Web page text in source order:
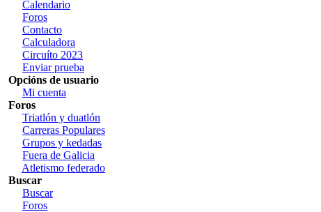
Calendario
Foros
Contacto
Calculadora
Circuíto 2023
Enviar prueba
Opcións de usuario
Mi cuenta
Foros
Triatlón y duatlón
Carreras Populares
Grupos y kedadas
Fuera de Galicia
Atletismo federado
Buscar
Buscar
Foros